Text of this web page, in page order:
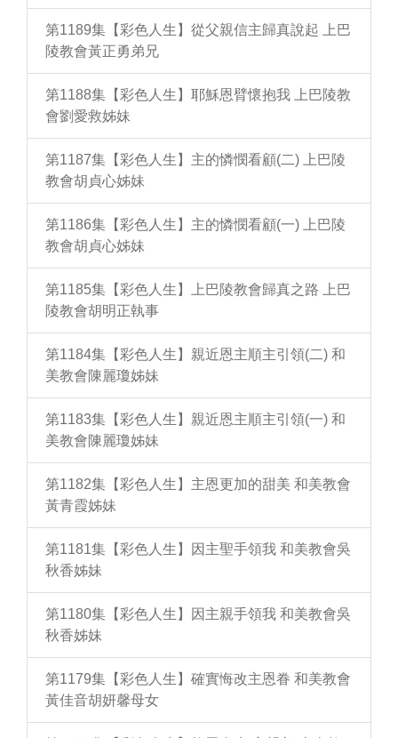
第1189集【彩色人生】從父親信主歸真說起 上巴
陵教會黃正勇弟兄
第1188集【彩色人生】耶穌恩臂懷抱我 上巴陵教
會劉愛救姊妹
第1187集【彩色人生】主的憐憫看顧(二) 上巴陵
教會胡貞心姊妹
第1186集【彩色人生】主的憐憫看顧(一) 上巴陵
教會胡貞心姊妹
第1185集【彩色人生】上巴陵教會歸真之路 上巴
陵教會胡明正執事
第1184集【彩色人生】親近恩主順主引領(二) 和
美教會陳麗瓊姊妹
第1183集【彩色人生】親近恩主順主引領(一) 和
美教會陳麗瓊姊妹
第1182集【彩色人生】主恩更加的甜美 和美教會
黃青霞姊妹
第1181集【彩色人生】因主聖手領我 和美教會吳
秋香姊妹
第1180集【彩色人生】因主親手領我 和美教會吳
秋香姊妹
第1179集【彩色人生】確實悔改主恩眷 和美教會
黃佳音胡妍馨母女